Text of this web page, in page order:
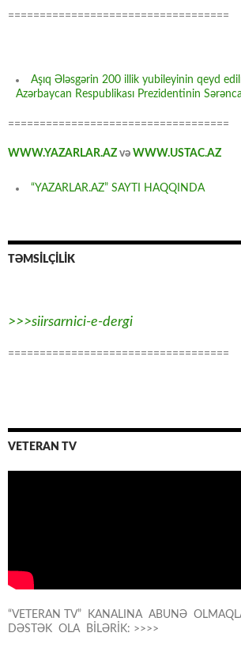
===================================
Aşıq Ələsgərin 200 illik yubileyinin qeyd
Azərbaycan Respublikası Prezidentinin
===================================
WWW.YAZARLAR.AZ və WWW.USTAC.AZ
“YAZARLAR.AZ” SAYTI HAQQINDA
TƏMSİLÇİLİK
>>>siirsarnici-e-dergi
===================================
VETERAN TV
“VETERAN TV” KANALINA ABUNƏ
DƏSTƏK OLA BİLƏRİK: >>>>